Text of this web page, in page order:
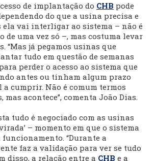
de implantação do CHB pode
do que a usina precisa e
ela vai interligar ao sistema – não é
de uma vez só –, mas costuma levar
“Mas já pegamos usinas que
tudo em questão de semanas
perder o acesso ao sistema que
antes ou tinham algum prazo
cumprir. Não é comum termos
mas acontece”, comenta João Dias.
tudo é negociado com as usinas
– momento em que o sistema
funcionamento. “Durante a
faz a validação para ver se tudo
disso, a relação entre a CHB e a